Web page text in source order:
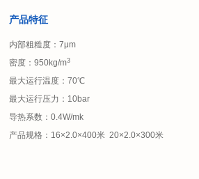
产品特征
内部粗糙度：7μm
密度：950kg/m3
最大运行温度：70℃
最大运行压力：10bar
导热系数：0.4W/mk
产品规格：16×2.0×400米 20×2.0×300米